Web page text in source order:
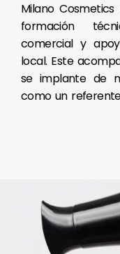
Milano
formación
comercial y
local. Este
se implante de
como un